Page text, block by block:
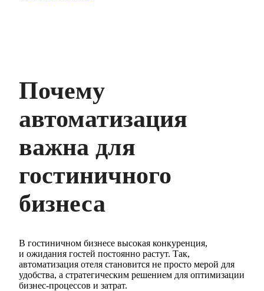
Почему
автоматизация
важна для
гостиничного
бизнеса
В гостиничном бизнесе высокая конкуренция,
и ожидания гостей постоянно растут. Так,
автоматизация отеля становится не просто мерой для
удобства, а стратегическим решением для оптимизации
бизнес-процессов и затрат.